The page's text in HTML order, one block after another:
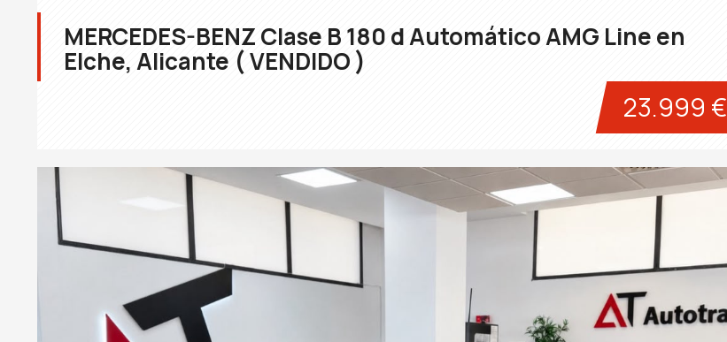
MERCEDES-BENZ Clase B 180 d Automático AMG Line en
Elche, Alicante ( VENDIDO )
23.999 €